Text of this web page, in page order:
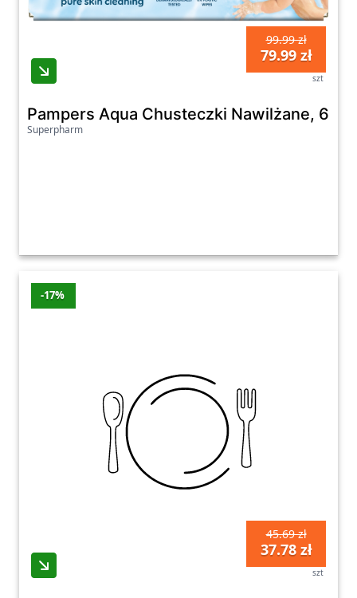
99.99 zł
79.99 zł
szt
Pampers Aqua Chusteczki Nawilżane, 60
Superpharm
-17%
45.69 zł
37.78 zł
szt